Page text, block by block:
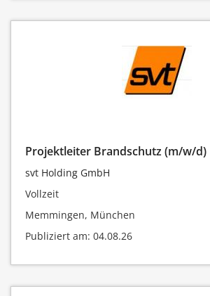
Projektleiter Brandschutz (m/w/d)
svt Holding GmbH
Vollzeit
Memmingen, München
Publiziert am: 04.08.26